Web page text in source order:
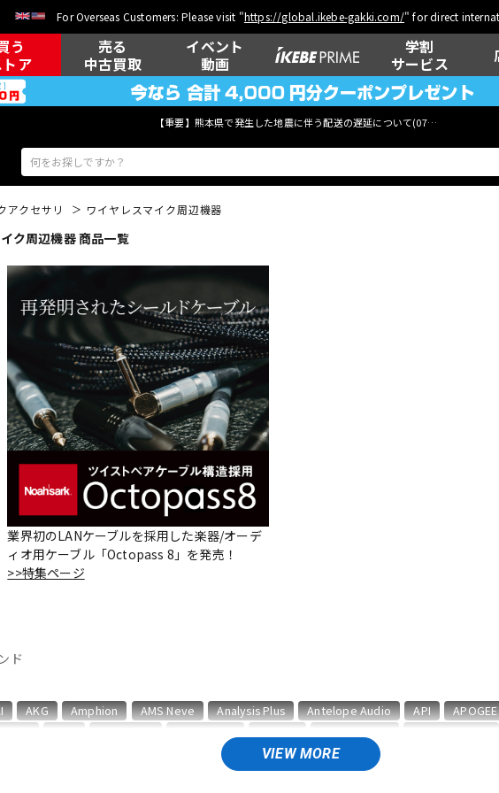
For Overseas Customers: Please visit "https://global.ikebe-gakki.com/" for direct
う
ア
売る
中古買取
イベント
動画
学割
サービス
【重要】熊本県で発生した地震に伴う配送の遅延について(07月29日
アコギ/エレ
アコ
電子ピアノ 管楽器
DTM DTM オンラ
イン納品
ヴィンテージ
アクセサリ ワイヤレスマイク周辺機器
ク周辺機器 商品一覧
業界初のLANケーブルを採用した楽器/オーデ
ィオ用ケーブル「Octopass 8」を発売！
>>特集ページ
ド
VIEW MORE
AKG Amphion AMS Neve Analysis Plus Antelope Audio API APOGEE
CUSTOM TRY